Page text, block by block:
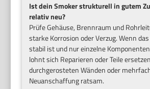
Ist dein Smoker strukturell in gutem
relativ neu?
Prüfe Gehäuse, Brennraum und
starke Korrosion oder Verzug. Wenn
stabil ist und nur einzelne
lohnt sich Reparieren oder Teile
durchgerosteten Wänden oder
Neuanschaffung ratsam.